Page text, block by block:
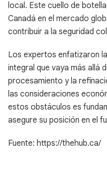
local. Este cuello de
Canadá en el mercado
contribuir a la seguridad
Los expertos enfatizaron
integral que vaya más allá
procesamiento y la
las consideraciones
estos obstáculos es
asegure su posición en el
Fuente: https://thehub.ca/